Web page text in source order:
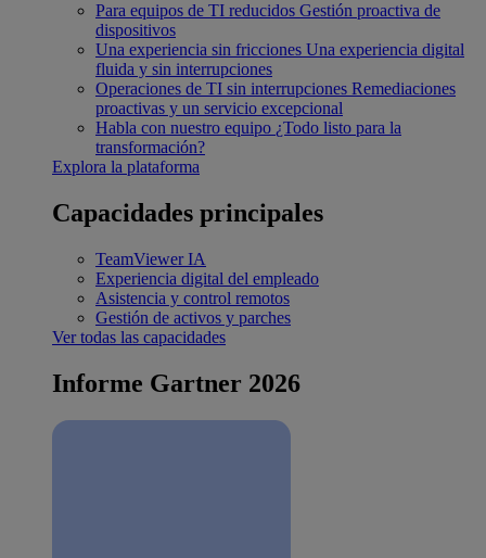
Para equipos de TI reducidos Gestión proactiva de
dispositivos
Una experiencia sin fricciones Una experiencia digital
fluida y sin interrupciones
Operaciones de TI sin interrupciones Remediaciones
proactivas y un servicio excepcional
Habla con nuestro equipo ¿Todo listo para la
transformación?
Explora la plataforma
Capacidades principales
TeamViewer IA
Experiencia digital del empleado
Asistencia y control remotos
Gestión de activos y parches
Ver todas las capacidades
Informe Gartner 2026